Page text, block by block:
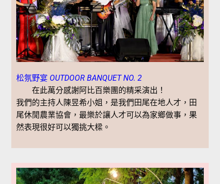
松氛野宴 OUTDOOR BANQUET NO. 2
在此萬分感謝阿比百樂團的精采演出！
我們的主持人陳昱希小姐，是我們田尾在地人才，田
尾休閒農業協會，最樂於讓人才可以為家鄉做事，果
然表現很好可以獨挑大樑。